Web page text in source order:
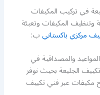
في تركيب المكيفات
وتنظيف المكيفات وتعبئة
مركزي باكستانيب:
والمصداقية في
الجليعة بحيث نوفر
عبر فني تكييف